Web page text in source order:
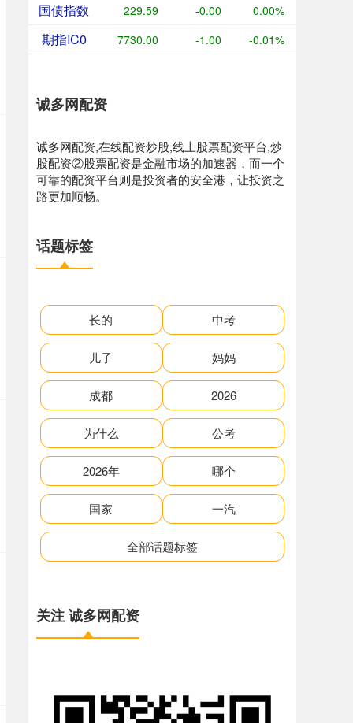
国债指数 229.59 -0.00 0.00%
期指IC0 7730.00 -1.00 -0.01%
诚多网配资
诚多网配资,在线配资炒股,线上股票配资平台,炒
股配资②股票配资是金融市场的加速器，而一个
可靠的配资平台则是投资者的安全港，让投资之
路更加顺畅。
话题标签
长的 中考
儿子 妈妈
成都 2026
为什么 公考
2026年 哪个
国家 一汽
全部话题标签
关注 诚多网配资